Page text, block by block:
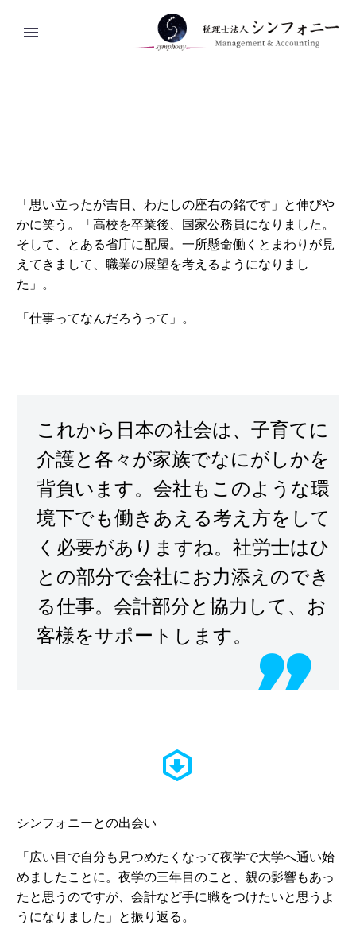
「思い立ったが吉日、わたしの座右の銘です」と伸びや
かに笑う。「高校を卒業後、国家公務員になりました。
そして、とある省庁に配属。一所懸命働くとまわりが見
えてきまして、職業の展望を考えるようになりまし
た」。
「仕事ってなんだろうって」。
これから日本の社会は、子育てに
介護と各々が家族でなにがしかを
背負います。会社もこのような環
境下でも働きあえる考え方をして
く必要がありますね。社労士はひ
との部分で会社にお力添えのでき
る仕事。会計部分と協力して、お
客様をサポートします。



シンフォニーとの出会い
「広い目で自分も見つめたくなって夜学で大学へ通い始
めましたことに。夜学の三年目のこと、親の影響もあっ
たと思うのですが、会計など手に職をつけたいと思うよ
うになりました」と振り返る。